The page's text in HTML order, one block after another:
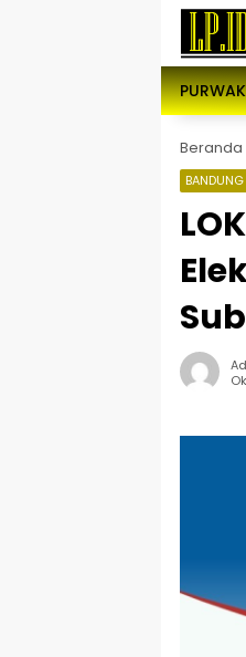
Beranda
BANDUNG